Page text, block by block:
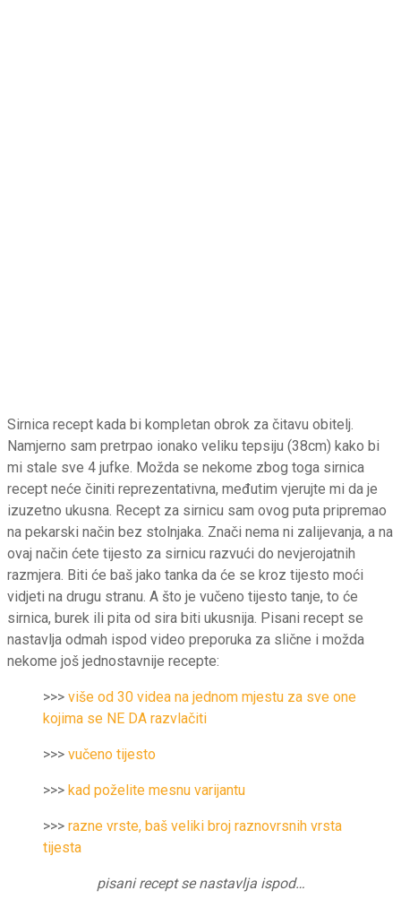
Sirnica recept kada bi kompletan obrok za čitavu obitelj.
Namjerno sam pretrpao ionako veliku tepsiju (38cm) kako bi
mi stale sve 4 jufke. Možda se nekome zbog toga sirnica
recept neće činiti reprezentativna, međutim vjerujte mi da je
izuzetno ukusna. Recept za sirnicu sam ovog puta pripremao
na pekarski način bez stolnjaka. Znači nema ni zalijevanja, a na
ovaj način ćete tijesto za sirnicu razvući do nevjerojatnih
razmjera. Biti će baš jako tanka da će se kroz tijesto moći
vidjeti na drugu stranu. A što je vučeno tijesto tanje, to će
sirnica, burek ili pita od sira biti ukusnija. Pisani recept se
nastavlja odmah ispod video preporuka za slične i možda
nekome još jednostavnije recepte:
>>> više od 30 videa na jednom mjestu za sve one
kojima se NE DA razvlačiti
>>> vučeno tijesto
>>> kad poželite mesnu varijantu
>>> razne vrste, baš veliki broj raznovrsnih vrsta
tijesta
pisani recept se nastavlja ispod…